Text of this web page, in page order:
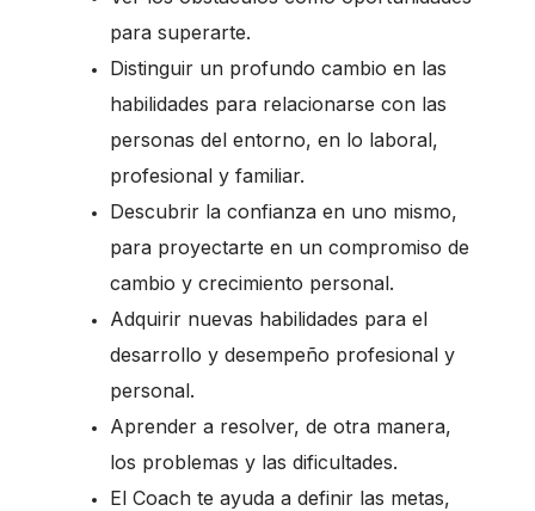
para superarte.
Distinguir un profundo cambio en las
habilidades para relacionarse con las
personas del entorno, en lo laboral,
profesional y familiar.
Descubrir la confianza en uno mismo,
para proyectarte en un compromiso de
cambio y crecimiento personal.
Adquirir nuevas habilidades para el
desarrollo y desempeño profesional y
personal.
Aprender a resolver, de otra manera,
los problemas y las dificultades.
El Coach te ayuda a definir las metas,